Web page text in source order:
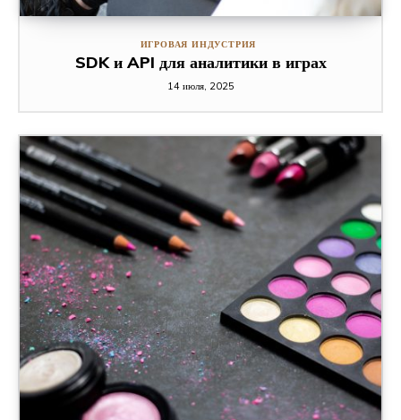
ИГРОВАЯ ИНДУСТРИЯ
SDK и API для аналитики в играх
14 июля, 2025